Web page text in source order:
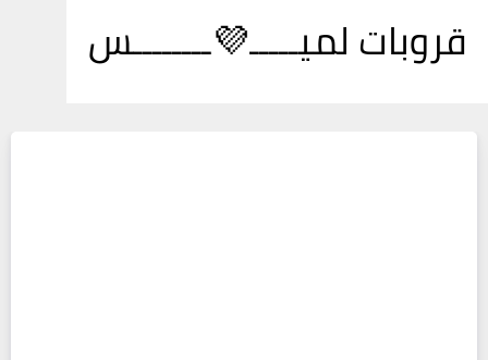
قروبات لميـــــ💜ــــــــس